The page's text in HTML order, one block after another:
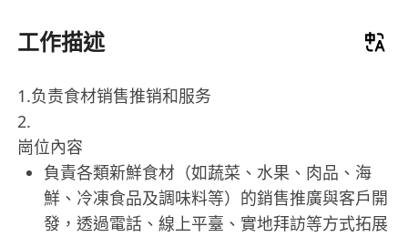
工作描述
1.负责食材销售推销和服务
2.
崗位內容
負責各類新鮮食材（如蔬菜、水果、肉品、海
鮮、冷凍食品及調味料等）的銷售推廣與客戶開
發，透過電話、線上平臺、實地拜訪等方式拓展